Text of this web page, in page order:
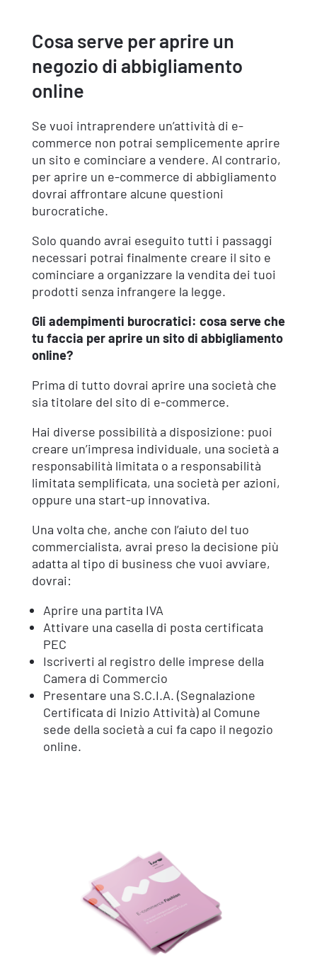
Cosa serve per aprire un
negozio di abbigliamento
online
Se vuoi intraprendere un’attività di e-
commerce non potrai semplicemente aprire
un sito e cominciare a vendere. Al contrario,
per aprire un e-commerce di abbigliamento
dovrai affrontare alcune questioni
burocratiche.
Solo quando avrai eseguito tutti i passaggi
necessari potrai finalmente creare il sito e
cominciare a organizzare la vendita dei tuoi
prodotti senza infrangere la legge.
Gli adempimenti burocratici: cosa serve che
tu faccia peraprire un sito di abbigliamento
online?
Prima di tutto dovrai aprire una società che
sia titolare del sito di e-commerce.
Hai diverse possibilità a disposizione: puoi
creare un’impresa individuale, una società a
responsabilità limitata o a responsabilità
limitata semplificata, una società per azioni,
oppure una start-up innovativa.
Una volta che, anche con l’aiuto del tuo
commercialista, avrai preso la decisione più
adatta al tipo di business che vuoi avviare,
dovrai:
Aprire una partita IVA
Attivare una casella di posta certificata
PEC
Iscriverti al registro delle imprese della
Camera di Commercio
Presentare una S.C.I.A. (Segnalazione
Certificata di Inizio Attività) al Comune
sede della società a cui fa capo il negozio
online.